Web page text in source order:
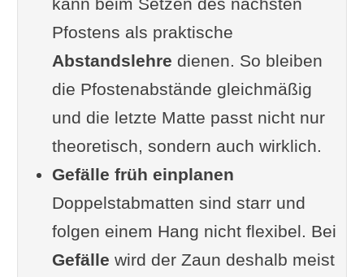
Pfostens als praktische
Abstandslehre dienen. So bleiben
die Pfostenabstände gleichmäßig
und die letzte Matte passt nicht nur
theoretisch, sondern auch wirklich.
Gefälle früh einplanen
Doppelstabmatten sind starr und
folgen einem Hang nicht flexibel. Bei
Gefälle wird der Zaun deshalb meist